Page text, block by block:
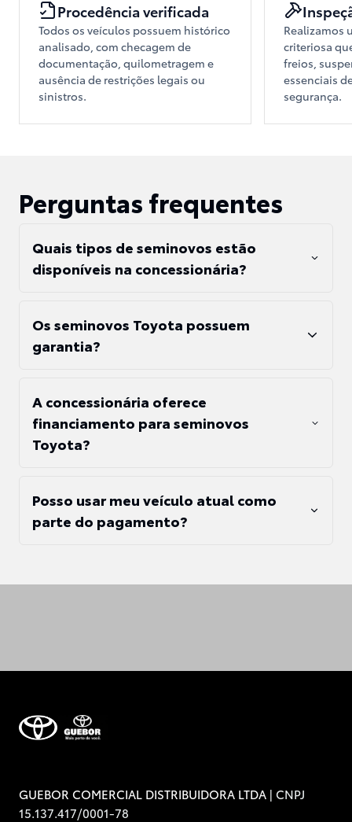
Procedência verificada
Todos os veículos possuem histórico
analisado, com checagem de
documentação, quilometragem e
ausência de restrições legais ou
sinistros.
Realizamos
criteriosa
freios,
essenciais
segurança.
Perguntas frequentes
Quais tipos de seminovos estão
disponíveis na concessionária?
Os seminovos Toyota possuem
garantia?
A concessionária oferece
financiamento para seminovos
Toyota?
Posso usar meu veículo atual como
parte do pagamento?
GUEBOR COMERCIAL DISTRIBUIDORA LTDA | CNPJ
15.137.417/0001-78